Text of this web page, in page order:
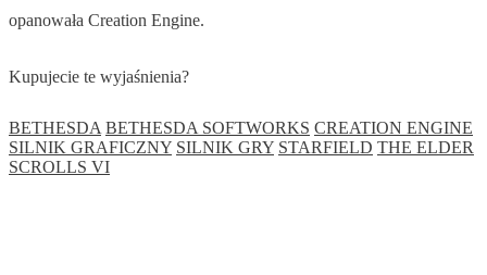
opanowała Creation Engine.
Kupujecie te wyjaśnienia?
BETHESDA BETHESDA SOFTWORKS CREATION ENGINE
SILNIK GRAFICZNY SILNIK GRY STARFIELD THE ELDER
SCROLLS VI